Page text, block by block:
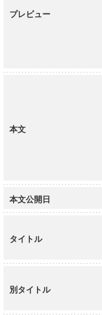
ント研究科
プレビュー
本文
本文公開日
タイトル
別タイトル